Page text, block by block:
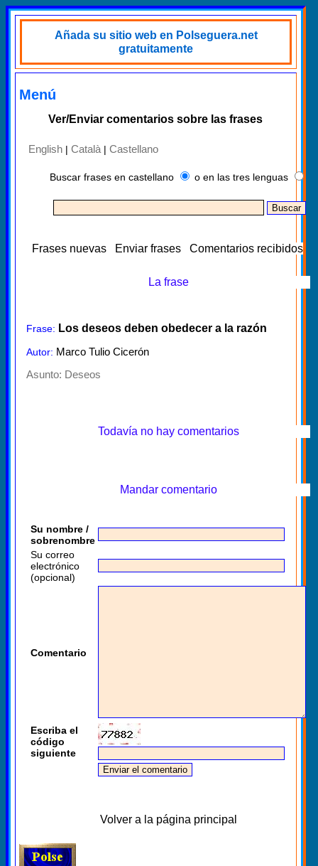
Añada su sitio web en Polseguera.net
gratuitamente
Menú
Ver/Enviar comentarios sobre las frases
English | Català | Castellano
Buscar frases en castellano o en las tres lenguas
Frases nuevas Enviar frases Comentarios recibidos
La frase
Frase: Los deseos deben obedecer a la razón
Autor: Marco Tulio Cicerón
Asunto: Deseos
Todavía no hay comentarios
Mandar comentario
Su nombre /
sobrenombre
Su correo
electrónico
(opcional)
Comentario
Escriba el
código
siguiente
Volver a la página principal